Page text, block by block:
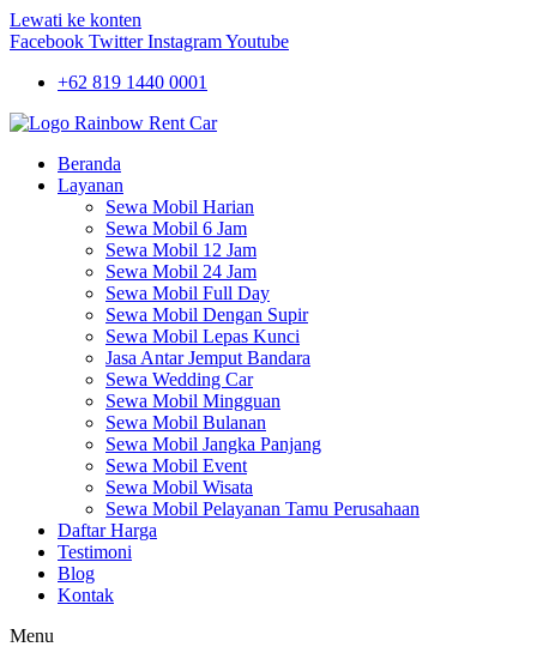
Lewati ke konten
Facebook Twitter InstagramYoutube
+62 819 1440 0001
Beranda
Layanan
Sewa Mobil Harian
Sewa Mobil 6 Jam
Sewa Mobil 12 Jam
Sewa Mobil 24 Jam
Sewa Mobil Full Day
Sewa Mobil Dengan Supir
Sewa Mobil Lepas Kunci
Jasa Antar Jemput Bandara
Sewa Wedding Car
Sewa Mobil Mingguan
Sewa Mobil Bulanan
Sewa Mobil Jangka Panjang
Sewa Mobil Event
Sewa Mobil Wisata
Sewa Mobil Pelayanan Tamu Perusahaan
Daftar Harga
Testimoni
Blog
Kontak
Menu